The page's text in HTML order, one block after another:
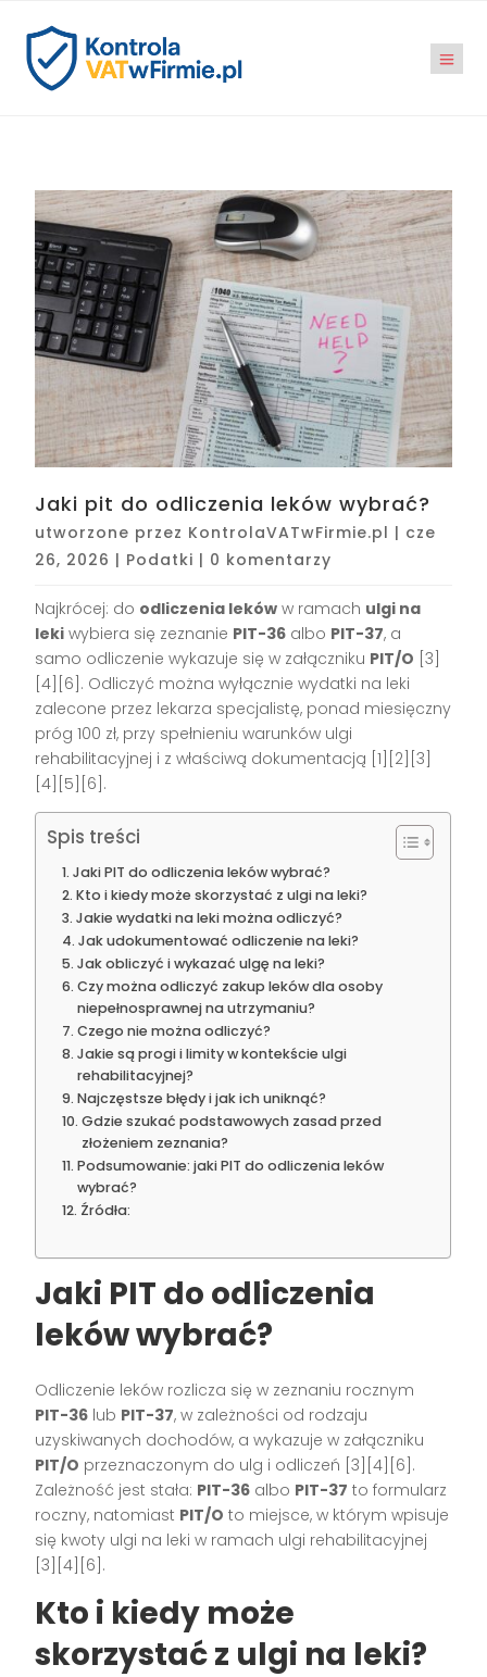
Jaki pit do odliczenia leków wybrać?
utworzone przez KontrolaVATwFirmie.pl | cze
26, 2026 | Podatki | 0 komentarzy
Najkrócej: do odliczenia leków w ramach ulgi na
leki wybiera się zeznanie PIT-36 albo PIT-37, a
samo odliczenie wykazuje się w załączniku PIT/O [3]
[4][6]. Odliczyć można wyłącznie wydatki na leki
zalecone przez lekarza specjalistę, ponad miesięczny
próg 100 zł, przy spełnieniu warunków ulgi
rehabilitacyjnej i z właściwą dokumentacją [1][2][3]
[4][5][6].
Spis treści
Jaki PIT do odliczenia leków wybrać?
Kto i kiedy może skorzystać z ulgi na leki?
Jakie wydatki na leki można odliczyć?
Jak udokumentować odliczenie na leki?
Jak obliczyć i wykazać ulgę na leki?
Czy można odliczyć zakup leków dla osoby
niepełnosprawnej na utrzymaniu?
Czego nie można odliczyć?
Jakie są progi i limity w kontekście ulgi
rehabilitacyjnej?
Najczęstsze błędy i jak ich uniknąć?
Gdzie szukać podstawowych zasad przed
złożeniem zeznania?
Podsumowanie: jaki PIT do odliczenia leków
wybrać?
Źródła:
Jaki PIT do odliczenia
leków wybrać?
Odliczenie leków rozlicza się w zeznaniu rocznym
PIT-36 lub PIT-37, w zależności od rodzaju
uzyskiwanych dochodów, a wykazuje w załączniku
PIT/O przeznaczonym do ulg i odliczeń [3][4][6].
Zależność jest stała: PIT-36 albo PIT-37 to formularz
roczny, natomiast PIT/O to miejsce, w którym wpisuje
się kwoty ulgi na leki w ramach ulgi rehabilitacyjnej
[3][4][6].
Kto i kiedy może
skorzystać z ulgi na leki?